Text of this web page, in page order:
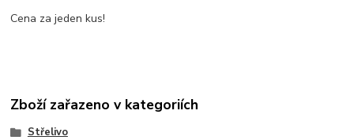
Cena za jeden kus!
Zboží zařazeno v kategoriích
Střelivo